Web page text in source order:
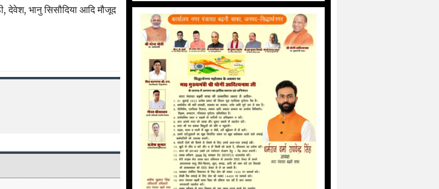
देवेश, भानु सिसौदिया आदि मौजूद